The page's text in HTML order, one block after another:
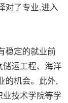
对了专业,进入
定的就业前
运工程、海洋
的机会。此外,
技术学院等学